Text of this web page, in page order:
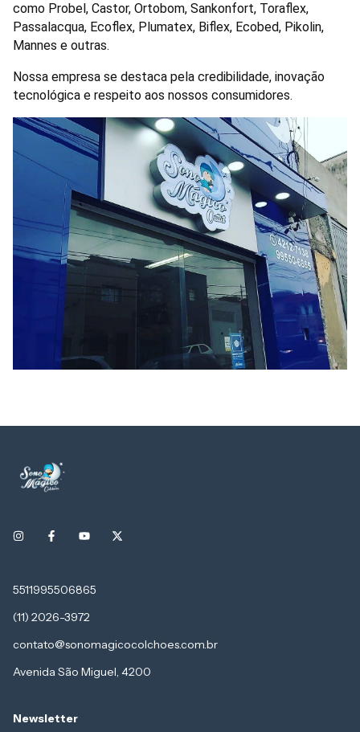
como Probel, Castor, Ortobom, Sankonfort, Toraflex,
Passalacqua, Ecoflex, Plumatex, Biflex, Ecobed, Pikolin,
Mannes e outras.
Nossa empresa se destaca pela credibilidade, inovação
tecnológica e respeito aos nossos consumidores.
5511995506865
(11) 2026-3972
contato@sonomagicocolchoes.com.br
Avenida São Miguel, 4200
Newsletter